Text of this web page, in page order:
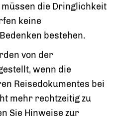
die Dringlichkeit
keine
bestehen.
von der
wenn die
Reisedokumentes bei
mehr rechtzeitig zu
Sie Hinweise zur